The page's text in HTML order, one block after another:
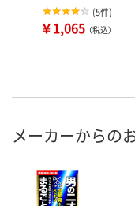
(5件)
￥1,065 （税込）
メーカーからの